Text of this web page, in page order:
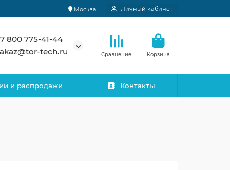
Москва Личный кабинет
800 775-41-44
tech.ru
Сравнение Корзина
и распродажи Контакты